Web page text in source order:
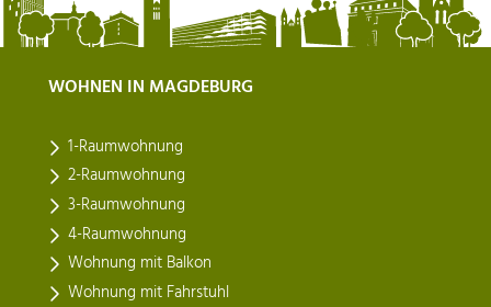
WOHNEN IN MAGDEBURG
1-Raumwohnung
2-Raumwohnung
3-Raumwohnung
4-Raumwohnung
Wohnung mit Balkon
Wohnung mit Fahrstuhl